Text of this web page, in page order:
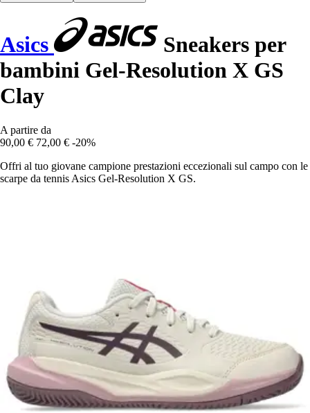
Asics
Sneakers per
bambini Gel-Resolution X GS
Clay
A partire da
90,00 € 72,00 € -20%
Offri al tuo giovane campione prestazioni eccezionali sul campo con le
scarpe da tennis Asics Gel-Resolution X GS.